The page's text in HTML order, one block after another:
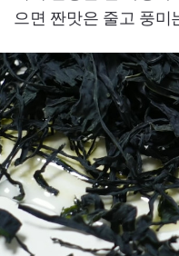
으면 짠맛은 줄고 풍미